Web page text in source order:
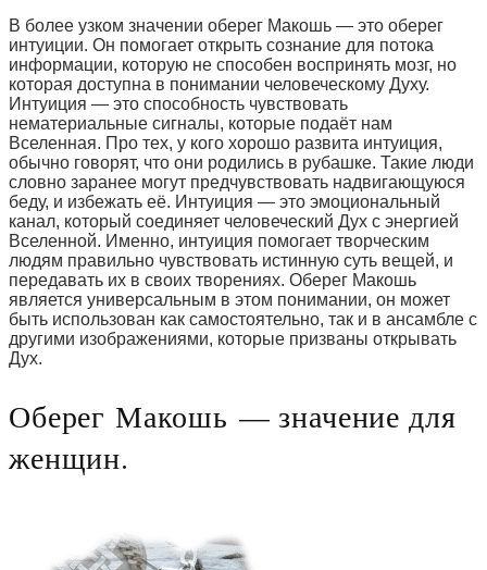
В более узком значении оберег Макошь — это оберег
интуиции. Он помогает открыть сознание для потока
информации, которую не способен воспринять мозг, но
которая доступна в понимании человеческому Духу.
Интуиция — это способность чувствовать
нематериальные сигналы, которые подаёт нам
Вселенная. Про тех, у кого хорошо развита интуиция,
обычно говорят, что они родились в рубашке. Такие люди
словно заранее могут предчувствовать надвигающуюся
беду, и избежать её. Интуиция — это эмоциональный
канал, который соединяет человеческий Дух с энергией
Вселенной. Именно, интуиция помогает творческим
людям правильно чувствовать истинную суть вещей, и
передавать их в своих творениях. Оберег Макошь
является универсальным в этом понимании, он может
быть использован как самостоятельно, так и в ансамбле с
другими изображениями, которые призваны открывать
Дух.
Оберег Макошь — значение для
женщин.